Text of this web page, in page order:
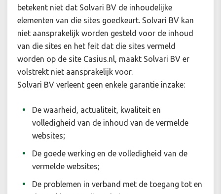
betekent niet dat Solvari BV de inhoudelijke
elementen van die sites goedkeurt. Solvari BV kan
niet aansprakelijk worden gesteld voor de inhoud
van die sites en het feit dat die sites vermeld
worden op de site Casius.nl, maakt Solvari BV er
volstrekt niet aansprakelijk voor.
Solvari BV verleent geen enkele garantie inzake:
De waarheid, actualiteit, kwaliteit en
volledigheid van de inhoud van de vermelde
websites;
De goede werking en de volledigheid van de
vermelde websites;
De problemen in verband met de toegang tot en